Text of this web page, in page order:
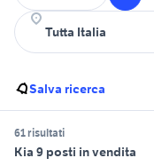
Salva ricerca
61 risultati
Kia 9 posti in vendita